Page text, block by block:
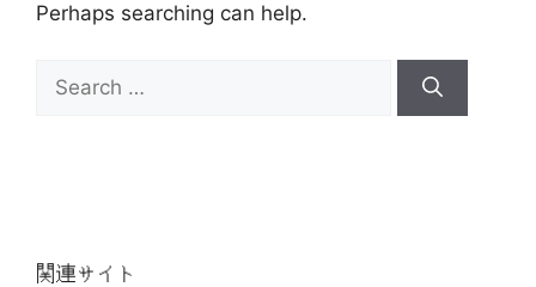
Perhaps searching can help.
for:
関連サイト